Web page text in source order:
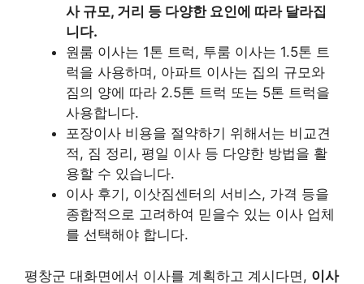
사 규모, 거리 등 다양한 요인에 따라 달라집
니다.
원룸 이사는 1톤 트럭, 투룸 이사는 1.5톤 트
럭을 사용하며, 아파트 이사는 집의 규모와
짐의 양에 따라 2.5톤 트럭 또는 5톤 트럭을
사용합니다.
포장이사 비용을 절약하기 위해서는 비교견
적, 짐 정리, 평일 이사 등 다양한 방법을 활
용할 수 있습니다.
이사 후기, 이삿짐센터의 서비스, 가격 등을
종합적으로 고려하여 믿을수 있는 이사 업체
를 선택해야 합니다.
평창군 대화면에서 이사를 계획하고 계시다면, 이사